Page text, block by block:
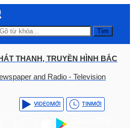
Tìm
THANH, TRUYỀN HÌNH BẮC
and Radio - Television
VIDEOMỚI TINMỚI